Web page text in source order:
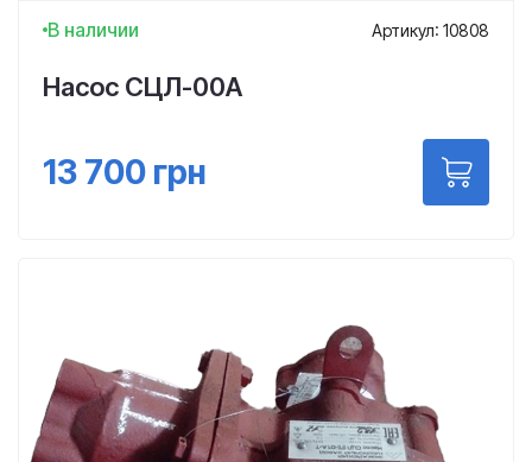
В наличии Артикул: 10808
Насос СЦЛ-00А
13 700 грн